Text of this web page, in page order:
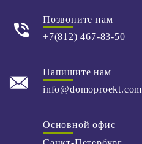
Позвоните нам
+7(812) 467-83-50
Напишите нам
info@domoproekt.com
Основной офис